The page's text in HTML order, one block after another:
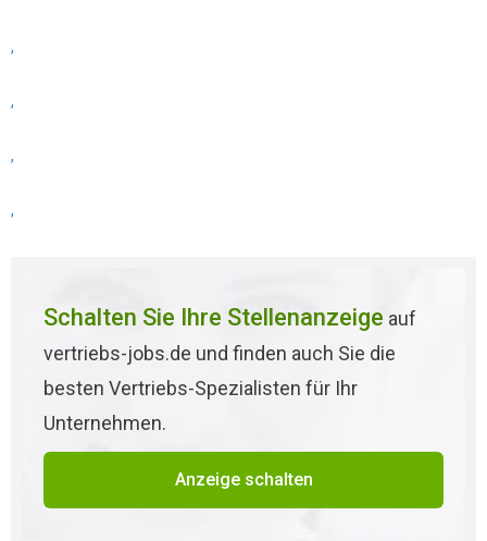
,
,
,
,
Schalten Sie Ihre Stellenanzeige auf
vertriebs-jobs.de und finden auch Sie die
besten Vertriebs-Spezialisten für Ihr
Unternehmen.
Anzeige schalten